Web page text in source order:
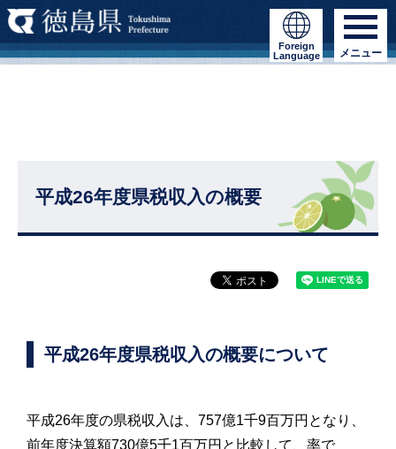
Foreign
Language
メニュー
平成26年度県税収入の概要
平成26年度県税収入の概要について
平成26年度の県税収入は、757億1千9百万円となり、
前年度決算額730億5千1百万円と比較して、率で